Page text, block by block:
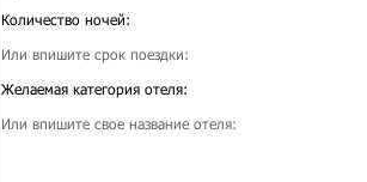
Количество ночей:
Или впишите срок поездки:
Желаемая категория отеля:
Или впишите свое название отеля: